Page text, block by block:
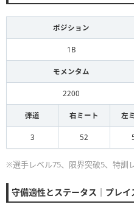
ポジション
1B
モメンタム
2200
弾道 右ミート 左
3 52
※選手レベル75、限界突破5、特訓
守備適性とステータス｜プレイ